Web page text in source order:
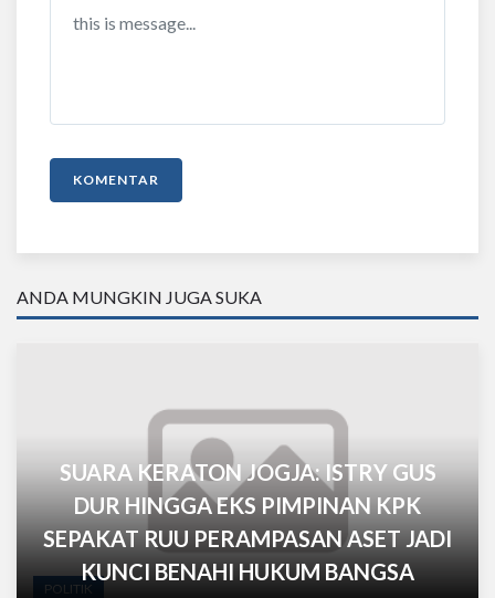
KOMENTAR
ANDA MUNGKIN JUGA SUKA
POLITIK
SUARA KERATON JOGJA: ISTRY GUS
DUR HINGGA EKS PIMPINAN KPK
SEPAKAT RUU PERAMPASAN ASET JADI
KUNCI BENAHI HUKUM BANGSA